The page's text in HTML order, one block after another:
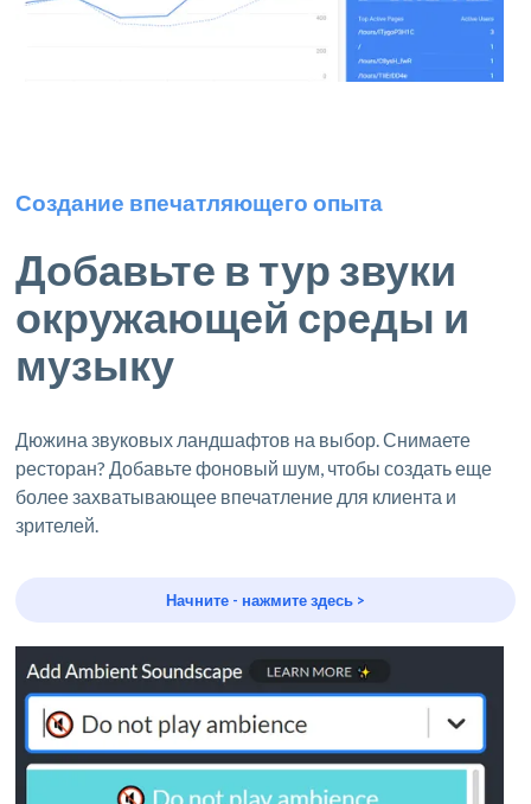
Создание впечатляющего опыта
Добавьте в тур звуки
окружающей среды и
музыку
Дюжина звуковых ландшафтов на выбор. Снимаете
ресторан? Добавьте фоновый шум, чтобы создать еще
более захватывающее впечатление для клиента и
зрителей.
Начните - нажмите здесь >